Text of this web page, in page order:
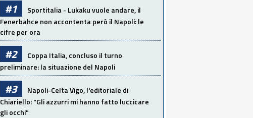
#1
Sportitalia - Lukaku vuole andare, il
Fenerbahce non accontenta però il Napoli: le
cifre per ora
#2
Coppa Italia, concluso il turno
preliminare: la situazione del Napoli
#3
Napoli-Celta Vigo, l'editoriale di
Chiariello: "Gli azzurri mi hanno fatto luccicare
gli occhi"